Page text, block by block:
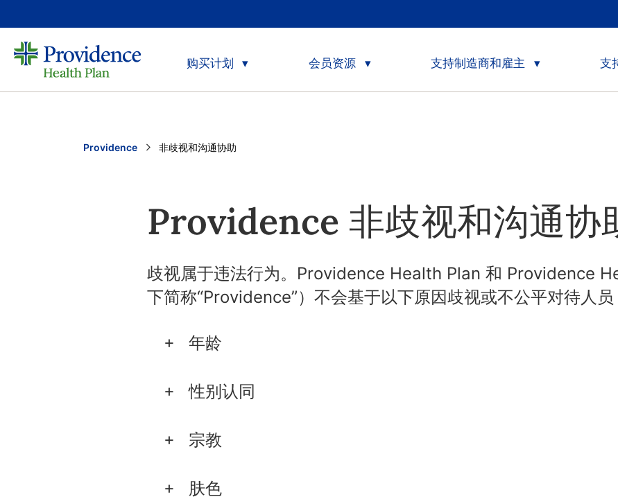
购买计划 会员资源 支持制造商和雇主 支
Providence Current:
非歧视和沟通协助
Providence 非歧视和沟通协
歧视属于违法行为。Providence Health Plan 和 Providence
下简称“Providence”）不会基于以下原因歧视或不公平对待人员
年龄
性别认同
宗教
肤色